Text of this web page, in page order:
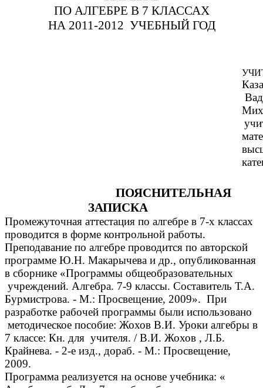
ПО АЛГЕБРЕ В 7 КЛАССАХ
НА 2011-2012 УЧЕБНЫЙ ГОД
ПОЯСНИТЕЛЬНАЯ
ЗАПИСКА
Промежуточная аттестация по алгебре в 7-х классах
проводится в форме контрольной работы.
Преподавание по алгебре проводится по авторской
программе Ю.Н. Макарычева и др., опубликованная
в сборнике «Программы общеобразовательных
учреждений. Алгебра. 7-9 классы. Составитель Т.А.
Бурмистрова. - М.: Просвещение, 2009». При
разработке рабочей программы были использовано
методическое пособие: Жохов В.И. Уроки алгебры в
7 классе: Кн. для учителя. / В.И. Жохов , Л.Б.
Крайнева. - 2-е изд., дораб. - М.: Просвещение,
2009.
Программа реализуется на основе учебника: «